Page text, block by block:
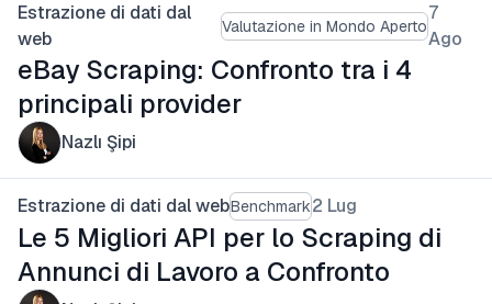
Estrazione di dati dal
web
Valutazione in Mondo Aperto
7
Ago
eBay Scraping: Confronto tra i 4
principali provider
Nazlı Şipi
Estrazione di dati dal webBenchmark2 Lug
Le 5 Migliori API per lo Scraping di
Annunci di Lavoro a Confronto